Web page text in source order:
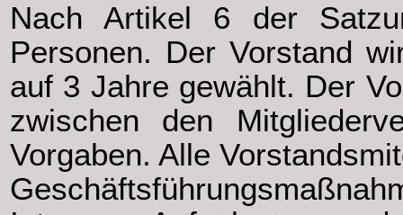
Nach Artikel 6 der
Personen. Der Vorstand
auf 3 Jahre gewählt. Der
zwischen den
Vorgaben. Alle